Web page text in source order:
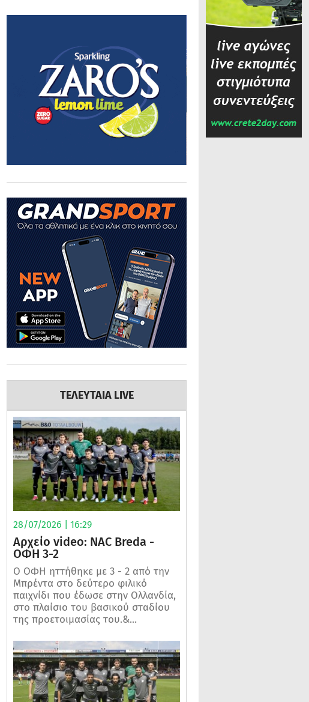
ΤΕΛΕΥΤΑΙΑ LIVE
28/07/2026 | 16:29
Αρχείο video: NAC Breda -
ΟΦΗ 3-2
Ο ΟΦΗ ηττήθηκε με 3 - 2 από την
Μπρέντα στο δεύτερο φιλικό
παιχνίδι που έδωσε στην Ολλανδία,
στο πλαίσιο του βασικού σταδίου
της προετοιμασίας του.&...